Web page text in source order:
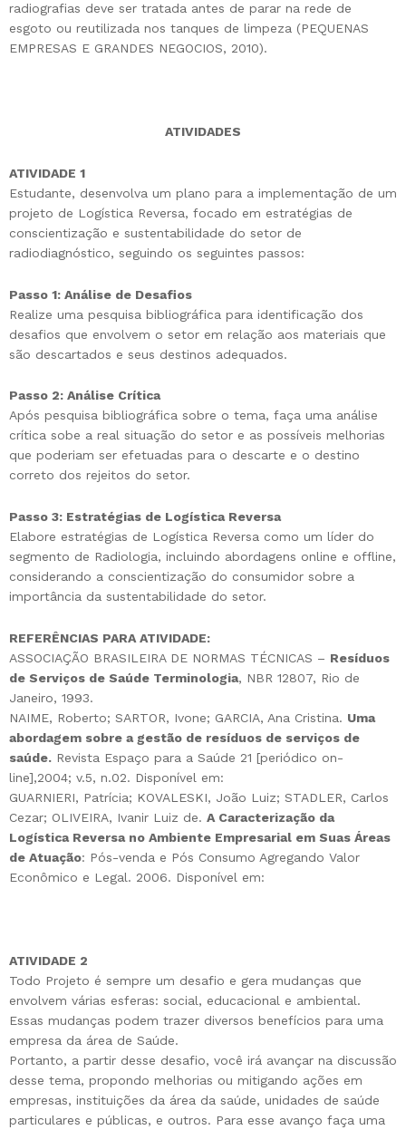
radiografias deve ser tratada antes de parar na rede de
esgoto ou reutilizada nos tanques de limpeza (PEQUENAS
EMPRESAS E GRANDES NEGOCIOS, 2010).
ATIVIDADES
ATIVIDADE 1
Estudante, desenvolva um plano para a implementação de um
projeto de Logística Reversa, focado em estratégias de
conscientização e sustentabilidade do setor de
radiodiagnóstico, seguindo os seguintes passos:
Passo 1: Análise de Desafios
Realize uma pesquisa bibliográfica para identificação dos
desafios que envolvem o setor em relação aos materiais que
são descartados e seus destinos adequados.
Passo 2: Análise Crítica
Após pesquisa bibliográfica sobre o tema, faça uma análise
crítica sobe a real situação do setor e as possíveis melhorias
que poderiam ser efetuadas para o descarte e o destino
correto dos rejeitos do setor.
Passo 3: Estratégias de Logística Reversa
Elabore estratégias de Logística Reversa como um líder do
segmento de Radiologia, incluindo abordagens online e offline,
considerando a conscientização do consumidor sobre a
importância da sustentabilidade do setor.
REFERÊNCIAS PARA ATIVIDADE:
ASSOCIAÇÃO BRASILEIRA DE NORMAS TÉCNICAS – Resíduos
de Serviços de Saúde Terminologia, NBR 12807, Rio de
Janeiro, 1993.
NAIME, Roberto; SARTOR, Ivone; GARCIA, Ana Cristina. Uma
abordagem sobre a gestão de resíduos de serviços de
saúde. Revista Espaço para a Saúde 21 [periódico on-
line],2004; v.5, n.02. Disponível em:
GUARNIERI, Patrícia; KOVALESKI, João Luiz; STADLER, Carlos
Cezar; OLIVEIRA, Ivanir Luiz de. A Caracterização da
Logística Reversa no Ambiente Empresarial em Suas Áreas
de Atuação: Pós-venda e Pós Consumo Agregando Valor
Econômico e Legal. 2006. Disponível em:
ATIVIDADE 2
Todo Projeto é sempre um desafio e gera mudanças que
envolvem várias esferas: social, educacional e ambiental.
Essas mudanças podem trazer diversos benefícios para uma
empresa da área de Saúde.
Portanto, a partir desse desafio, você irá avançar na discussão
desse tema, propondo melhorias ou mitigando ações em
empresas, instituições da área da saúde, unidades de saúde
particulares e públicas, e outros. Para esse avanço faça uma